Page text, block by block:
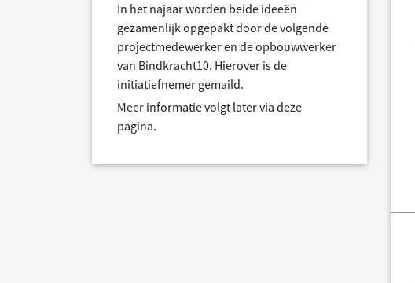
In het najaar worden beide ideeën
gezamenlijk opgepakt door de volgende
projectmedewerker en de opbouwwerker
van Bindkracht10. Hierover is de
initiatiefnemer gemaild.
Meer informatie volgt later via deze
pagina.